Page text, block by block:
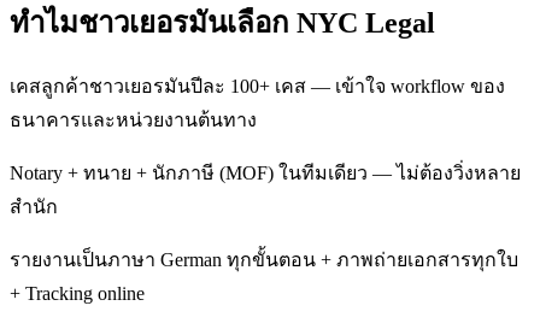
ทำไมชาวเยอรมันเลือก NYC Legal
เคสลูกค้าชาวเยอรมันปีละ 100+ เคส — เข้าใจ workflow ของ
ธนาคารและหน่วยงานต้นทาง
Notary + ทนาย + นักภาษี (MOF) ในทีมเดียว — ไม่ต้องวิ่งหลาย
สำนัก
รายงานเป็นภาษา German ทุกขั้นตอน + ภาพถ่ายเอกสารทุกใบ
+ Tracking online